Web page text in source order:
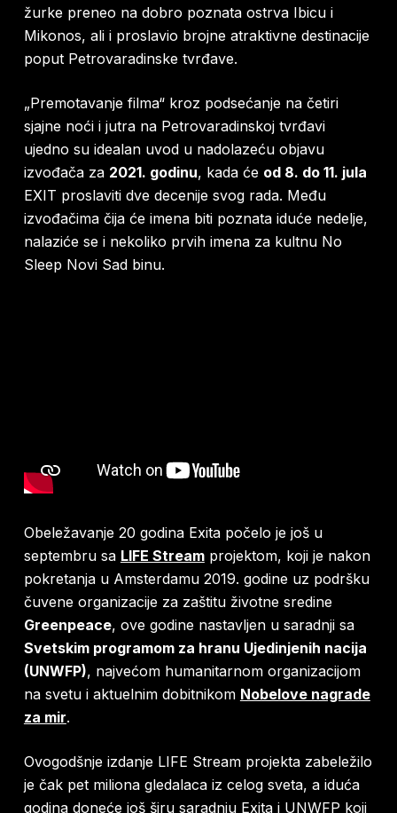
žurke preneo na dobro poznata ostrva Ibicu i
Mikonos, ali i proslavio brojne atraktivne destinacije
poput Petrovaradinske tvrđave.
„Premotavanje filma“ kroz podsećanje na četiri
sjajne noći i jutra na Petrovaradinskoj tvrđavi
ujedno su idealan uvod u nadolazeću objavu
izvođača za 2021. godinu, kada će od 8. do 11. jula
EXIT proslaviti dve decenije svog rada. Među
izvođačima čija će imena biti poznata iduće nedelje,
nalaziće se i nekoliko prvih imena za kultnu No
Sleep Novi Sad binu.
Obeležavanje 20 godina Exita počelo je još u
septembru sa LIFE Streamprojektom, koji je nakon
pokretanja u Amsterdamu 2019. godine uz podršku
čuvene organizacije za zaštitu životne sredine
Greenpeace, ove godine nastavljen u saradnji sa
Svetskim programom za hranu Ujedinjenih nacija
(UNWFP), najvećom humanitarnom organizacijom
na svetu i aktuelnim dobitnikom Nobelove nagrade
za mir.
Ovogodšnje izdanje LIFE Stream projekta zabeležilo
je čak pet miliona gledalaca iz celog sveta, a iduća
godina doneće još širu saradnju Exita i UNWFP koji